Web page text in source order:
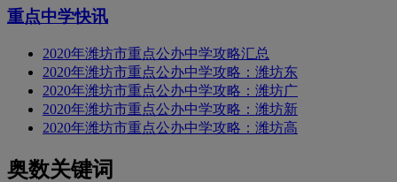
重点中学快讯
2020年潍坊市重点公办中学攻略汇总
2020年潍坊市重点公办中学攻略：潍坊东
2020年潍坊市重点公办中学攻略：潍坊广
2020年潍坊市重点公办中学攻略：潍坊新
2020年潍坊市重点公办中学攻略：潍坊高
奥数关键词